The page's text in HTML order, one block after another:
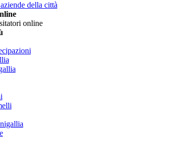
della città
online